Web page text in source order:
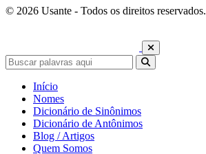
© 2026 Usante - Todos os direitos reservados.
Início
Nomes
Dicionário de Sinônimos
Dicionário de Antônimos
Blog / Artigos
Quem Somos